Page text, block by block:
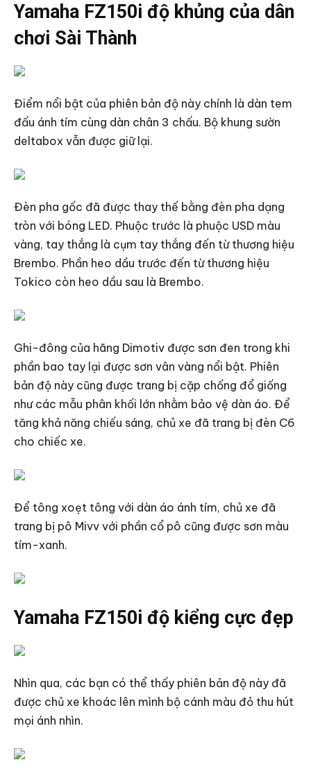
Yamaha FZ150i độ khủng của dân
chơi Sài Thành
Điểm nổi bật của phiên bản độ này chính là dàn tem
đấu ánh tím cùng dàn chân 3 chấu. Bộ khung sườn
deltabox vẫn được giữ lại.
Đèn pha gốc đã được thay thế bằng đèn pha dạng
tròn với bóng LED. Phuộc trước là phuộc USD màu
vàng, tay thắng là cụm tay thắng đến từ thương hiệu
Brembo. Phần heo dầu trước đến từ thương hiệu
Tokico còn heo dầu sau là Brembo.
Ghi-đông của hãng Dimotiv được sơn đen trong khi
phần bao tay lại được sơn vân vàng nổi bật. Phiên
bản độ này cũng được trang bị cặp chống đổ giống
như các mẫu phân khối lớn nhằm bảo vệ dàn áo. Để
tăng khả năng chiếu sáng, chủ xe đã trang bị đèn C6
cho chiếc xe.
Để tông xoẹt tông với dàn áo ánh tím, chủ xe đã
trang bị pô Mivv với phần cổ pô cũng được sơn màu
tím-xanh.
Yamaha FZ150i độ kiểng cực đẹp
Nhìn qua, các bạn có thể thấy phiên bản độ này đã
được chủ xe khoác lên mình bộ cánh màu đỏ thu hút
mọi ánh nhìn.